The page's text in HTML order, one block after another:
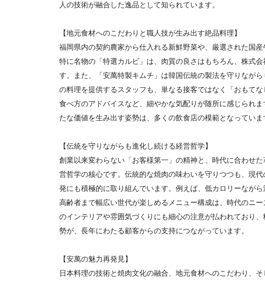
人の技術が融合した逸品として知られています。
【地元食材へのこだわりと職人技が生み出す絶品料理】
福岡県内の契約農家から仕入れる新鮮野菜や、厳選された国
特に名物の「特選カルビ」は、肉質の良さはもちろん、株式
す。また、「安萬特製キムチ」は韓国伝統の製法を守りなが
の料理を提供するスタッフも、単なる接客ではなく「おもて
食べ方のアドバイスなど、細やかな気配りが随所に感じられ
たな価値を生み出す姿勢は、多くの飲食店の模範となっていま
【伝統を守りながらも進化し続ける経営哲学】
創業以来変わらない「お客様第一」の精神と、時代に合わせ
営哲学の核心です。伝統的な焼肉の味わいを守りつつも、現
発にも積極的に取り組んでいます。例えば、低カロリーなが
高齢者まで幅広い世代が楽しめるメニュー構成は、時代のニ
のインテリアや雰囲気づくりにも細心の注意が払われており
勢が、長年にわたる顧客からの支持につながっています。
【安萬の魅力再発見】
日本料理の技術と焼肉文化の融合、地元食材へのこだわり、